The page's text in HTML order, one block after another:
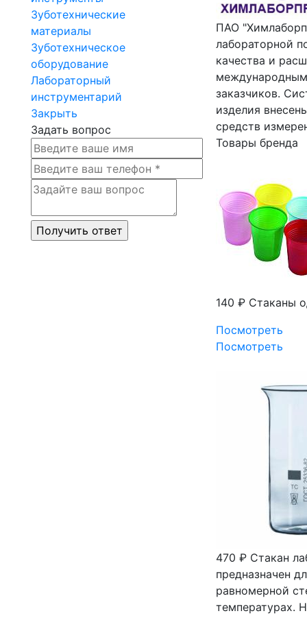
Зуботехнические
материалы
Зуботехническое
оборудование
Лабораторный
инструментарий
Закрыть
Задать вопрос
ПАО
лабораторной
качества и
заказчиков.
изделия
средств
Товары бренда
140 ₽ Стаканы
Посмотреть
Посмотреть
470 ₽ Стакан
предназначен
равномерной
температурах.